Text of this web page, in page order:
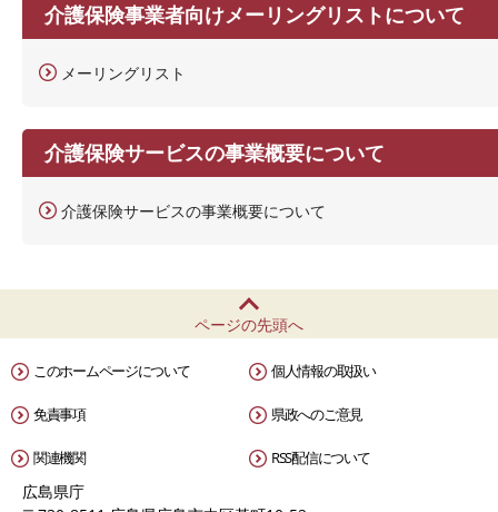
介護保険事業者向けメーリングリストについて
メーリングリスト
介護保険サービスの事業概要について
介護保険サービスの事業概要について
ページの先頭へ
このホームページについて 個人情報の取扱い
免責事項 県政へのご意見
関連機関 RSS配信について
広島県庁